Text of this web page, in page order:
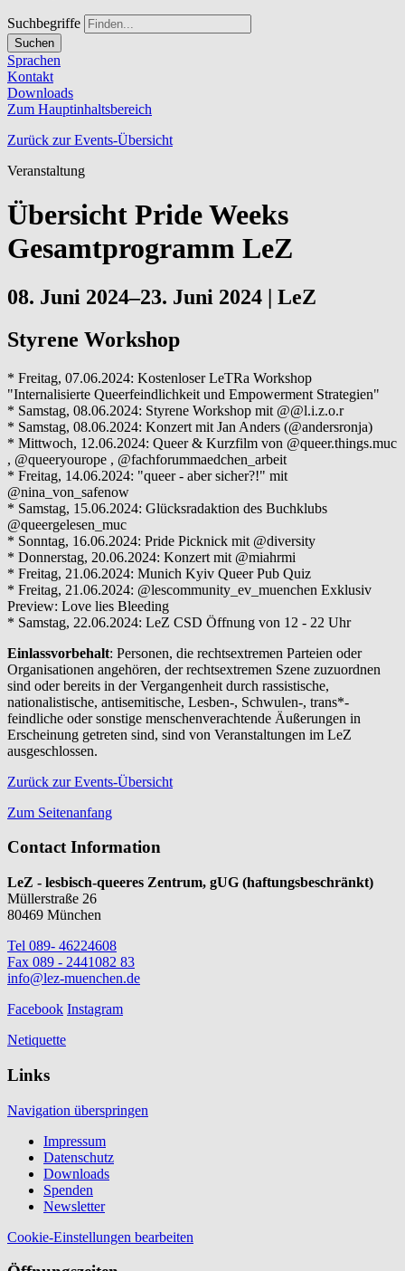
Suchbegriffe
Suchen
Sprachen
Kontakt
Downloads
Zum Hauptinhaltsbereich
Zurück zur Events-Übersicht
Veranstaltung
Übersicht Pride Weeks
Gesamtprogramm LeZ
08. Juni 2024–23. Juni 2024 | LeZ
Styrene Workshop
* Freitag, 07.06.2024: Kostenloser LeTRa Workshop
"Internalisierte Queerfeindlichkeit und Empowerment Strategien"
* Samstag, 08.06.2024: Styrene Workshop mit @@l.i.z.o.r
* Samstag, 08.06.2024: Konzert mit Jan Anders (@andersronja)
* Mittwoch, 12.06.2024: Queer & Kurzfilm von @queer.things.muc
, @queeryourope , @fachforummaedchen_arbeit
* Freitag, 14.06.2024: "queer - aber sicher?!" mit
@nina_von_safenow
* Samstag, 15.06.2024: Glücksradaktion des Buchklubs
@queergelesen_muc
* Sonntag, 16.06.2024: Pride Picknick mit @diversity
* Donnerstag, 20.06.2024: Konzert mit @miahrmi
* Freitag, 21.06.2024: Munich Kyiv Queer Pub Quiz
* Freitag, 21.06.2024: @lescommunity_ev_muenchen Exklusiv
Preview: Love lies Bleeding
* Samstag, 22.06.2024: LeZ CSD Öffnung von 12 - 22 Uhr
Einlassvorbehalt: Personen, die rechtsextremen Parteien oder
Organisationen angehören, der rechtsextremen Szene zuzuordnen
sind oder bereits in der Vergangenheit durch rassistische,
nationalistische, antisemitische, Lesben-, Schwulen-, trans*-
feindliche oder sonstige menschenverachtende Äußerungen in
Erscheinung getreten sind, sind von Veranstaltungen im LeZ
ausgeschlossen.
Zurück zur Events-Übersicht
Zum Seitenanfang
Contact Information
LeZ - lesbisch-queeres Zentrum, gUG (haftungsbeschränkt)
Müllerstraße 26
80469 München
Tel 089- 46224608
Fax 089 - 2441082 83
info@lez-muenchen.de
Facebook Instagram
Netiquette
Links
Navigation überspringen
Impressum
Datenschutz
Downloads
Spenden
Newsletter
Cookie-Einstellungen bearbeiten